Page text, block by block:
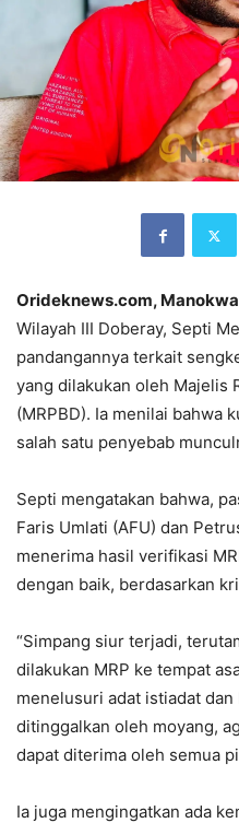
Orideknews.com,
Wilayah III Doberay, Septi
pandangannya terkait
yang dilakukan oleh Majelis
(MRPBD). Ia menilai bahwa
salah satu penyebab
Septi mengatakan bahwa,
Faris Umlati (AFU) dan
menerima hasil verifikasi
dengan baik, berdasarkan
“Simpang siur terjadi,
dilakukan MRP ke tempat
menelusuri adat istiadat
ditinggalkan oleh moyang,
dapat diterima oleh semua
Ia juga mengingatkan ada